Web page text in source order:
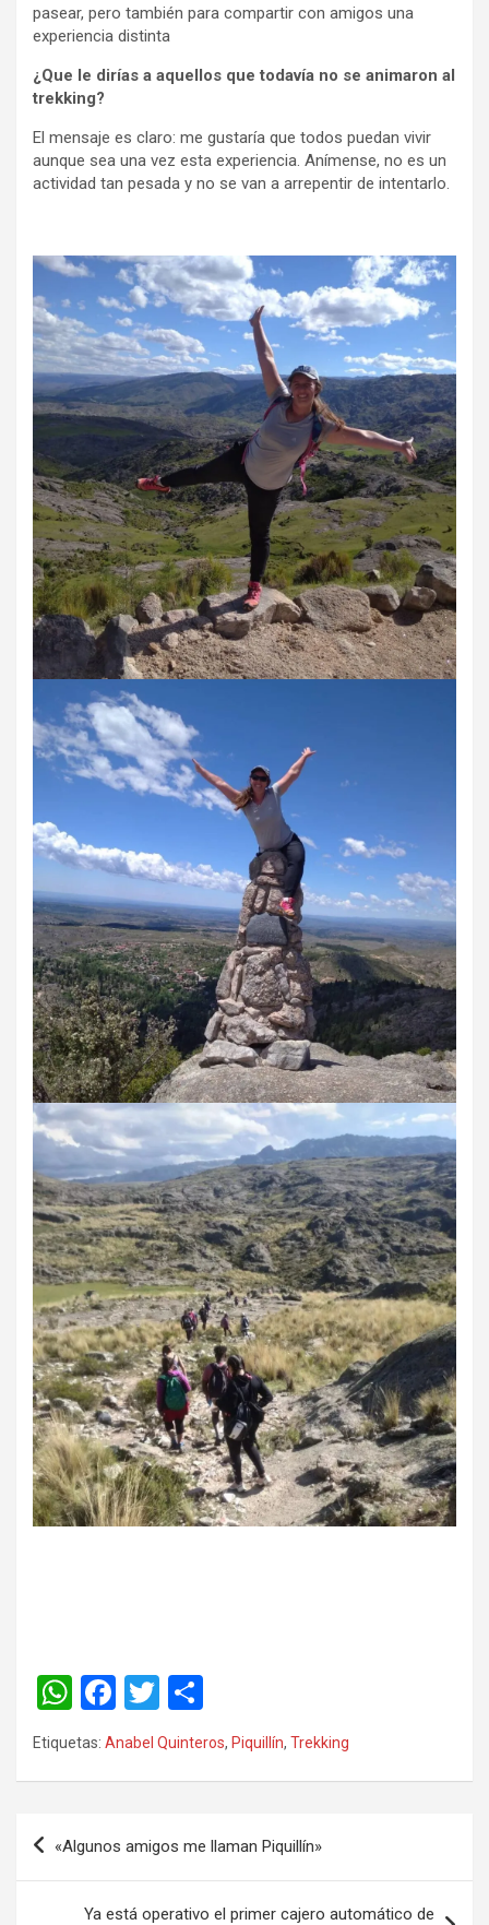
pasear, pero también para compartir con amigos una
experiencia distinta
¿Que le dirías a aquellos que todavía no se animaron al
trekking?
El mensaje es claro: me gustaría que todos puedan vivir
aunque sea una vez esta experiencia. Anímense, no es un
actividad tan pesada y no se van a arrepentir de intentarlo.
W
h
at
A
p
p
F
a
ce
o
k
T
wi
tt m
ar
Etiquetas: Anabel Quinteros, Piquillín, Trekking
«Algunos amigos me llaman Piquillín»
Ya está operativo el primer cajero automático de